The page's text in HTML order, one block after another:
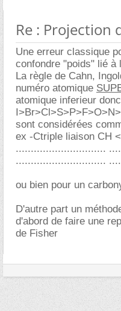
Re : Projection
Une erreur classique
confondre "poids" lié à
La règle de Cahn,
numéro atomique
atomique inferieur
sont considérées
ex -Ctriple liaison CH
..............................
..............................
ou bien pour un
D'autre part un
d'abord de faire une
de Fisher